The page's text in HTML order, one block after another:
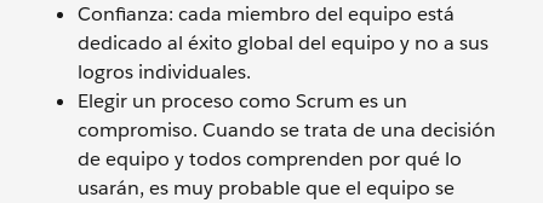
Confianza: cada miembro del equipo está
dedicado al éxito global del equipo y no a sus
logros individuales.
Elegir un proceso como Scrum es un
compromiso. Cuando se trata de una decisión
de equipo y todos comprenden por qué lo
usarán, es muy probable que el equipo se